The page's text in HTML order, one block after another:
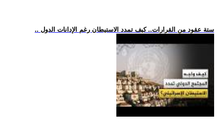
.. ستة عقود من القرارات.. كيف تمدد الاستيطان رغم الإدانات الدول